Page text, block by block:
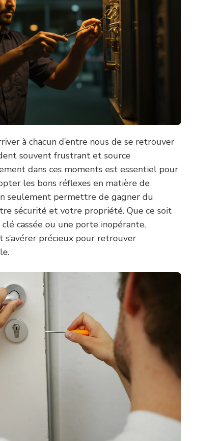
à chacun d’entre nous de se retrouver
souvent frustrant et source
dans ces moments est essentiel pour
les bons réflexes en matière de
seulement permettre de gagner du
sécurité et votre propriété. Que ce soit
cassée ou une porte inopérante,
précieux pour retrouver